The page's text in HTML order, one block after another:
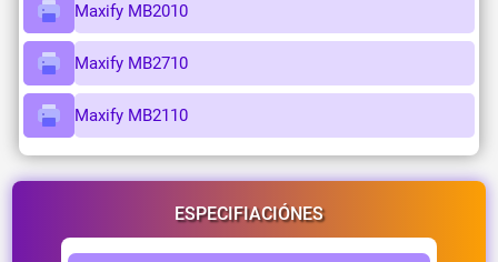
Maxify MB2010
Maxify MB2710
Maxify MB2110
ESPECIFIACIÓNES